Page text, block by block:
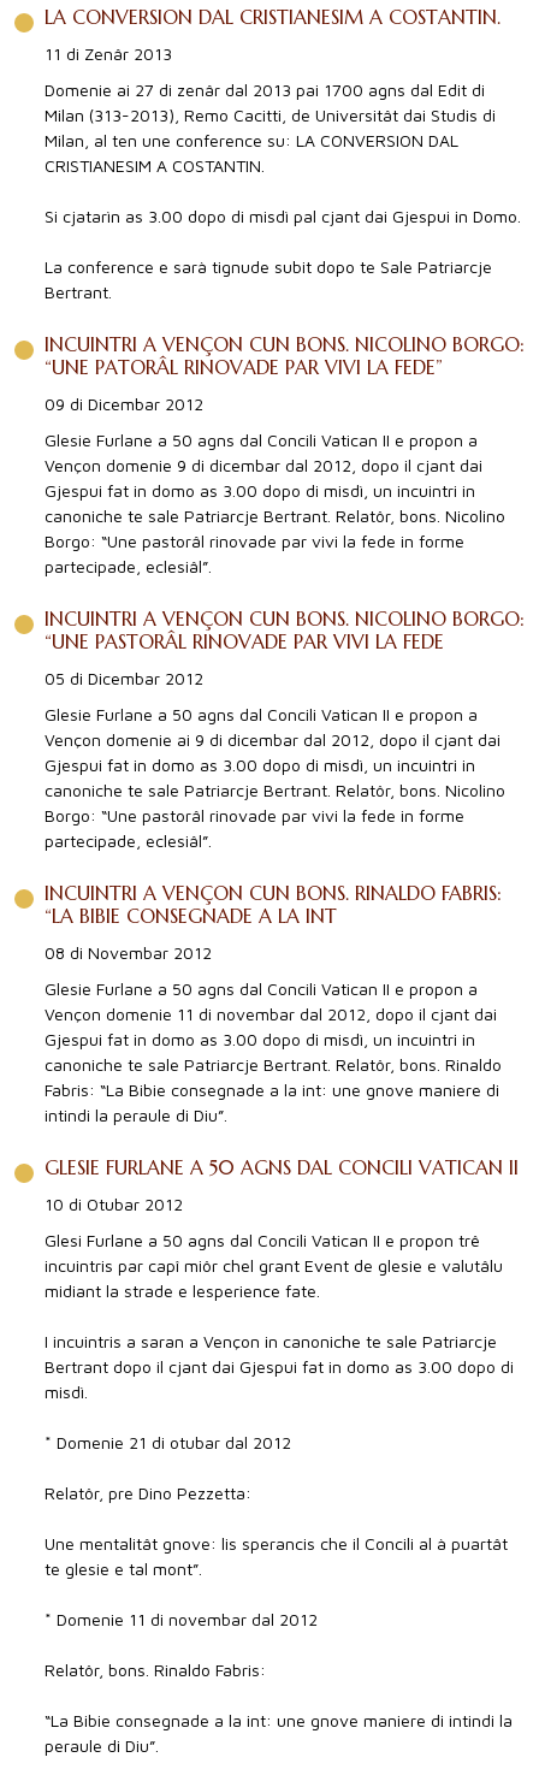
LA CONVERSION DAL CRISTIANESIM A COSTANTIN.
11 di Zenâr 2013
Domenie ai 27 di zenâr dal 2013 pai 1700 agns dal Edit di
Milan (313-2013), Remo Cacitti, de Universitât dai Studis di
Milan, al ten une conference su: LA CONVERSION DAL
CRISTIANESIM A COSTANTIN.
Si cjatarìn as 3.00 dopo di misdì pal cjant dai Gjespui in Domo.
La conference e sarà tignude subit dopo te Sale Patriarcje
Bertrant.
INCUINTRI A VENÇON CUN BONS. NICOLINO BORGO:
“UNE PATORÂL RINOVADE PAR VIVI LA FEDE”
09 di Dicembar 2012
Glesie Furlane a 50 agns dal Concili Vatican II e propon a
Vençon domenie 9 di dicembar dal 2012, dopo il cjant dai
Gjespui fat in domo as 3.00 dopo di misdì, un incuintri in
canoniche te sale Patriarcje Bertrant. Relatôr, bons. Nicolino
Borgo: “Une pastorâl rinovade par vivi la fede in forme
partecipade, eclesiâl”.
INCUINTRI A VENÇON CUN BONS. NICOLINO BORGO:
“UNE PASTORÂL RINOVADE PAR VIVI LA FEDE
05 di Dicembar 2012
Glesie Furlane a 50 agns dal Concili Vatican II e propon a
Vençon domenie ai 9 di dicembar dal 2012, dopo il cjant dai
Gjespui fat in domo as 3.00 dopo di misdì, un incuintri in
canoniche te sale Patriarcje Bertrant. Relatôr, bons. Nicolino
Borgo: “Une pastorâl rinovade par vivi la fede in forme
partecipade, eclesiâl”.
INCUINTRI A VENÇON CUN BONS. RINALDO FABRIS:
“LA BIBIE CONSEGNADE A LA INT
08 di Novembar 2012
Glesie Furlane a 50 agns dal Concili Vatican II e propon a
Vençon domenie 11 di novembar dal 2012, dopo il cjant dai
Gjespui fat in domo as 3.00 dopo di misdì, un incuintri in
canoniche te sale Patriarcje Bertrant. Relatôr, bons. Rinaldo
Fabris: “La Bibie consegnade a la int: une gnove maniere di
intindi la peraule di Diu”.
GLESIE FURLANE A 50 AGNS DAL CONCILI VATICAN II
10 di Otubar 2012
Glesi Furlane a 50 agns dal Concili Vatican II e propon trê
incuintris par capî miôr chel grant Event de glesie e valutâlu
midiant la strade e lesperience fate.
I incuintris a saran a Vençon in canoniche te sale Patriarcje
Bertrant dopo il cjant dai Gjespui fat in domo as 3.00 dopo di
misdì.
* Domenie 21 di otubar dal 2012
Relatôr, pre Dino Pezzetta:
Une mentalitât gnove: lis sperancis che il Concili al à puartât
te glesie e tal mont”.
* Domenie 11 di novembar dal 2012
Relatôr, bons. Rinaldo Fabris:
“La Bibie consegnade a la int: une gnove maniere di intindi la
peraule di Diu”.